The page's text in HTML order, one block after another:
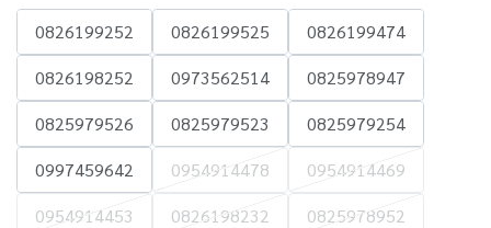
0826199252 0826199525
0826199474
0826198252
0973562514
0825978947
0825979526
0825979523
0825979254
0997459642
0954914478
0954914469
0954914453
0826198232
0825978952